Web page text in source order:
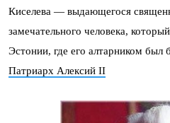
Киселева — выдающегося
замечательного человека,
Эстонии, где его алтарником был
Патриарх Алексий II